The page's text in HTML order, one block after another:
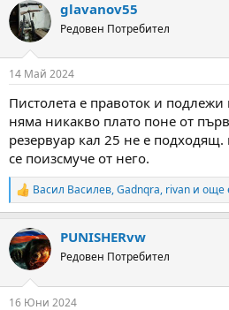
glavanov55
Редовен Потребител
14 Май 2024
Пистолета е правоток и
няма никакво плато поне от
резервуар кал 25 не е
се поизсмуче от него.
R
e
c
t
i
Васил Василев,Gadnqra, rivan и още
PUNISHERvw
Редовен Потребител
16 Юни 2024